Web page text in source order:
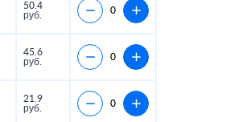
50.4
руб.
45.6
руб.
21.9
руб.